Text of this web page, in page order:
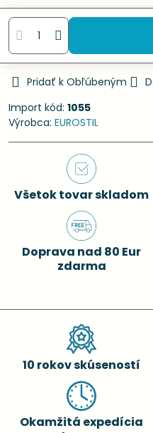
Pridať k Obľúbeným
Import kód: 1055
Výrobca: EUROSTIL
Všetok tovar skladom
Doprava nad 80 Eur
zdarma
10 rokov skúseností
Okamžitá expedícia